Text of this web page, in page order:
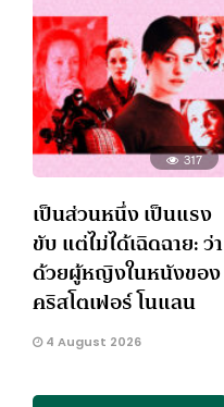
317
เป็นส่วนหนึ่ง เป็นแรง
ขับ แต่ไม่ได้เฉิดฉาย: ว่า
ด้วยผู้หญิงในหนังของ
คริสโตเฟอร์ โนแลน
4 August 2026